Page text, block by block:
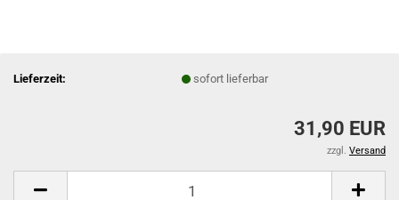
Lieferzeit: sofort lieferbar
31,90 EUR
zzgl. Versand